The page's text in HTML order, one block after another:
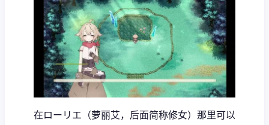
在ローリエ（萝丽艾，后面简称修女）那里可以